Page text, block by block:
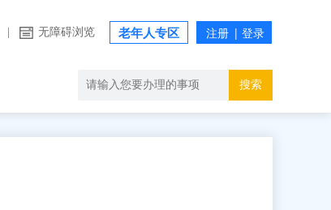
无障碍浏览 老年人专区
搜索